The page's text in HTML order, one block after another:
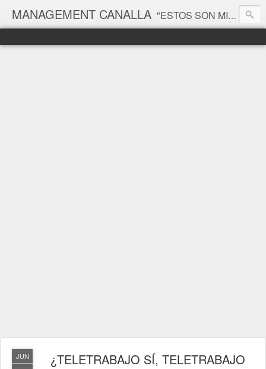
MANAGEMENT CANALLA "ESTOS SON MIS PRINCIPIOS, SI NO LE GUSTAN, TENGO OTROS" Groucho Marx
JUN
¿TELETRABAJO SÍ, TELETRABAJO